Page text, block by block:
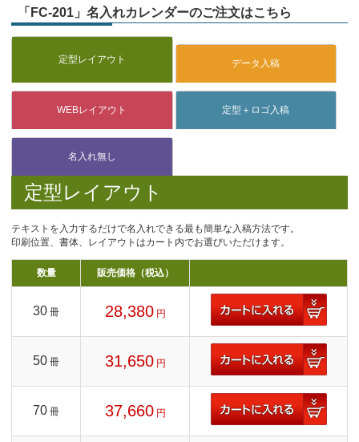
「FC-201」名入れカレンダーのご注文はこちら
定型レイアウト
テキストを入力するだけで名入れできる最も簡単な入稿方法です。
印刷位置、書体、レイアウトはカート内でお選びいただけます。
数量 販売価格（税込）
30 冊 28,380 円
50 冊 31,650 円
70 冊 37,660 円